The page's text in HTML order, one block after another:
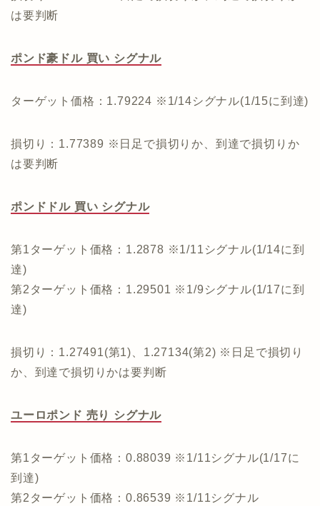
は要判断
ポンド豪ドル 買い シグナル
ターゲット価格：1.79224 ※1/14シグナル(1/15に到達)
損切り：1.77389 ※日足で損切りか、到達で損切りか
は要判断
ポンドドル 買い シグナル
第1ターゲット価格：1.2878 ※1/11シグナル(1/14に到
達)
第2ターゲット価格：1.29501 ※1/9シグナル(1/17に到
達)
損切り：1.27491(第1)、1.27134(第2) ※日足で損切り
か、到達で損切りかは要判断
ユーロポンド 売り シグナル
第1ターゲット価格：0.88039 ※1/11シグナル(1/17に
到達)
第2ターゲット価格：0.86539 ※1/11シグナル